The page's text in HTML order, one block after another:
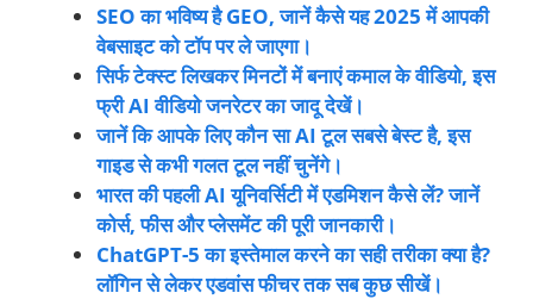
SEO का भविष्य है GEO, जानें कैसे यह 2025 में आपकी
वेबसाइट को टॉप पर ले जाएगा।
सिर्फ टेक्स्ट लिखकर मिनटों में बनाएं कमाल के वीडियो, इस
फ्री AI वीडियो जनरेटर का जादू देखें।
जानें कि आपके लिए कौन सा AI टूल सबसे बेस्ट है, इस
गाइड से कभी गलत टूल नहीं चुनेंगे।
भारत की पहली AI यूनिवर्सिटी में एडमिशन कैसे लें? जानें
कोर्स, फीस और प्लेसमेंट की पूरी जानकारी।
ChatGPT-5 का इस्तेमाल करने का सही तरीका क्या है?
लॉगिन से लेकर एडवांस फीचर तक सब कुछ सीखें।